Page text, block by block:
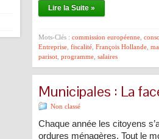
Lire la Suite »
Mots-Clés : commission européenne
Entreprise fiscalité François Hollande
parisot programme salaires
Municipales : La
Non classé
Chaque année les citoyens
ordures ménagères. Tout le